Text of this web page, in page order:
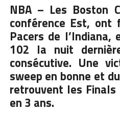
NBA – Les Boston
conférence Est,
Pacers de
102 la nuit
consécutive. Une
sweep en bonne et
retrouvent les
en 3 ans.